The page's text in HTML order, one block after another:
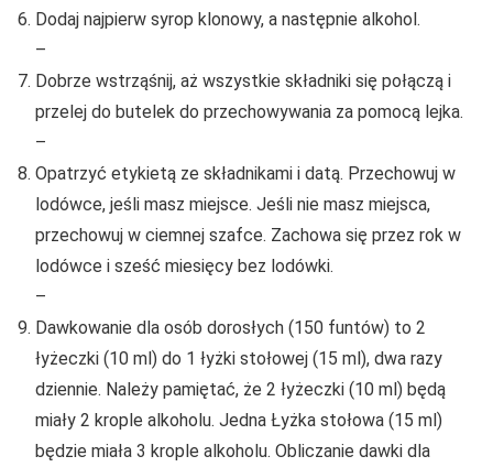
Dodaj najpierw syrop klonowy, a następnie alkohol.
–
Dobrze wstrząśnij, aż wszystkie składniki się połączą i
przelej do butelek do przechowywania za pomocą lejka.
–
Opatrzyć etykietą ze składnikami i datą. Przechowuj w
lodówce, jeśli masz miejsce. Jeśli nie masz miejsca,
przechowuj w ciemnej szafce. Zachowa się przez rok w
lodówce i sześć miesięcy bez lodówki.
–
Dawkowanie dla osób dorosłych (150 funtów) to 2
łyżeczki (10 ml) do 1 łyżki stołowej (15 ml), dwa razy
dziennie. Należy pamiętać, że 2 łyżeczki (10 ml) będą
miały 2 krople alkoholu. Jedna Łyżka stołowa (15 ml)
będzie miała 3 krople alkoholu. Obliczanie dawki dla